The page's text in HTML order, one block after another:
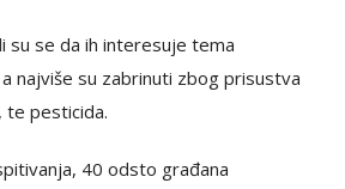
su se da ih interesuje tema
najviše su zabrinuti zbog prisustva
te pesticida.
40 odsto građana